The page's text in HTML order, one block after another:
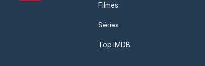
Filmes
Séries
Top IMDB